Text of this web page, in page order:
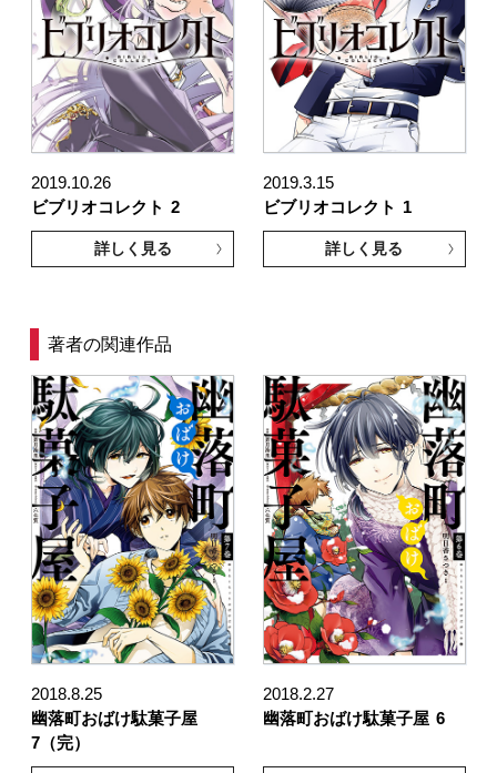
2019.10.26
ビブリオコレクト 2
詳しく見る
2019.3.15
ビブリオコレクト
1
詳しく見る
著者の関連作品
2018.8.25
幽落町おばけ駄菓子屋
7（完）
2018.2.27
幽落町おばけ駄菓子屋 6